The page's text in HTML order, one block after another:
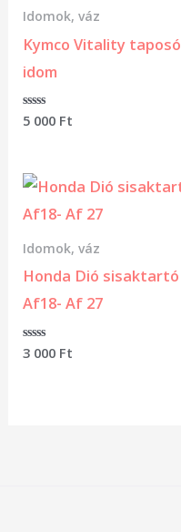
Idomok, váz
Kymco Vitality taposó
idom
Értékelés:
5 000 Ft
Idomok, váz
Honda Dió sisaktartó
Af18- Af 27
Értékelés:
3 000 Ft